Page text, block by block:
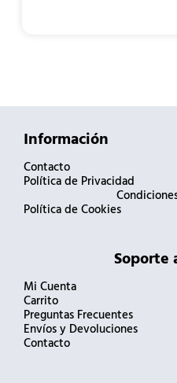
Información
Contacto
Política de Privacidad
Política de Cookies
Soporte
Mi Cuenta
Carrito
Preguntas Frecuentes
Envíos y Devoluciones
Contacto